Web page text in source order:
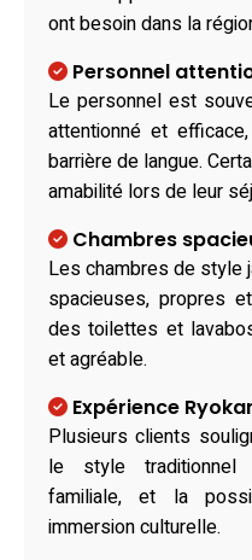
ont besoin dans la
Personnel
Le personnel est
attentionné et
barrière de langue.
amabilité lors de leur
Chambres
Les chambres de style
spacieuses, propres
des toilettes et
et agréable.
Expérience
Plusieurs clients
le style traditionnel
familiale, et la
immersion culturelle.